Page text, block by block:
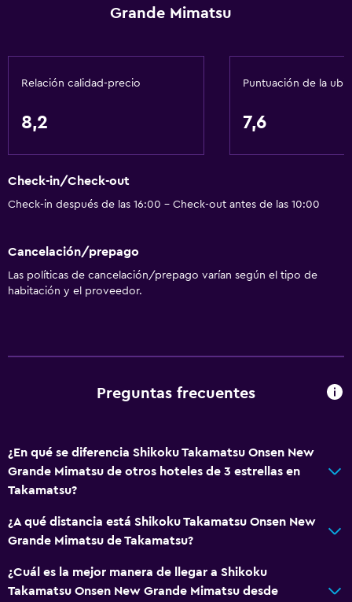
Grande Mimatsu
Relación calidad-precio
8,2
Puntuación de la
7,6
Check-in/Check-out
Check-in después de las 16:00 - Check-out antes de las 10:00
Cancelación/prepago
Las políticas de cancelación/prepago varían según el tipo de
habitación y el proveedor.
Preguntas frecuentes
¿En qué se diferencia Shikoku Takamatsu Onsen New
Grande Mimatsu de otros hoteles de 3 estrellas en
Takamatsu?
¿A qué distancia está Shikoku Takamatsu Onsen New
Grande Mimatsu de Takamatsu?
¿Cuál es la mejor manera de llegar a Shikoku
Takamatsu Onsen New Grande Mimatsu desde